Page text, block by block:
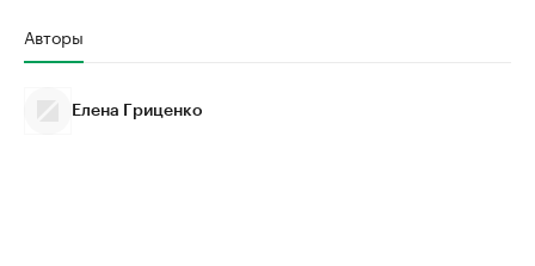
Авторы
Елена Гриценко